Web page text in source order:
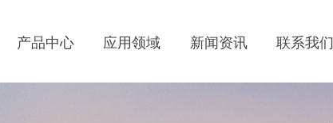
产品中心 应用领域 新闻资讯 联系我们